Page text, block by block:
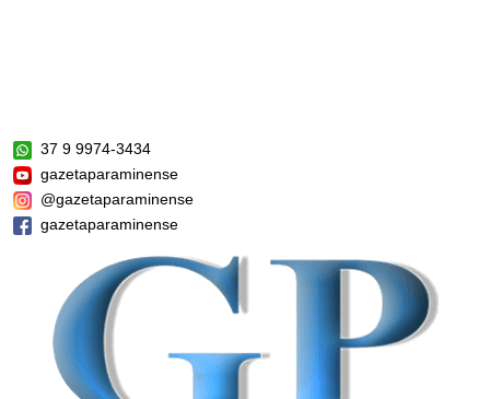
37 9 9974-3434
gazetaparaminense
@gazetaparaminense
gazetaparaminense